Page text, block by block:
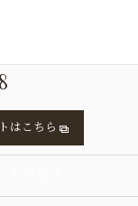
はこちら